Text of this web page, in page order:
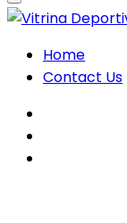
Home
Contact Us